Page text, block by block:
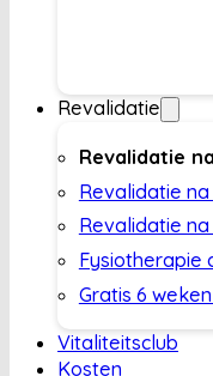
Revalidatie
Revalidatie
Revalidatie
Revalidatie
Fysiotherapie
Gratis 6
Vitaliteitsclub
Kosten